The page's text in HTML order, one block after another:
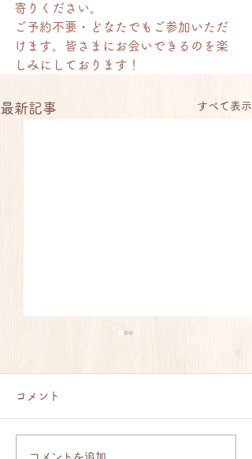
寄りください。
ご予約不要・どなたでもご参加いただ
けます。皆さまにお会いできるのを楽
しみにしております！
最新記事 すべて表示
コメント